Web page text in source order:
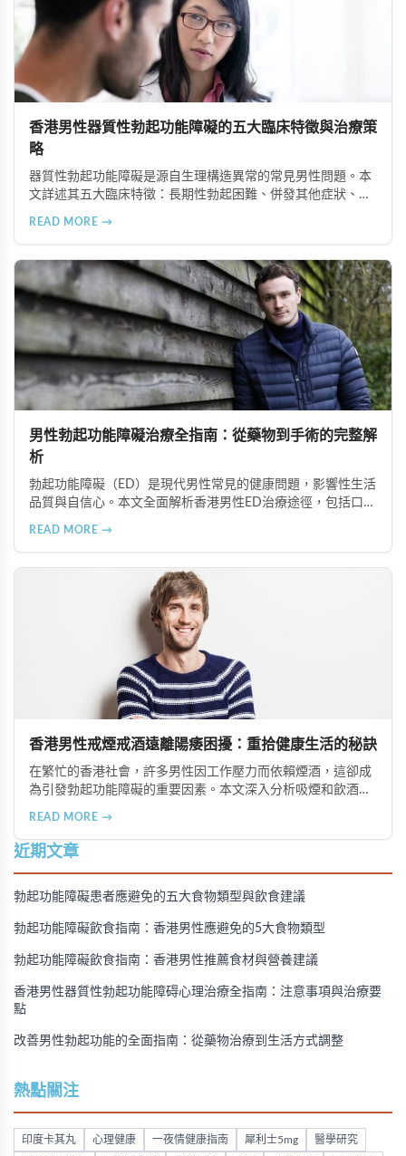
香港男性器質性勃起功能障礙的五大臨床特徵與治療策
略
器質性勃起功能障礙是源自生理構造異常的常見男性問題。本
文詳述其五大臨床特徵：長期性勃起困難、併發其他症狀、可
READ MORE →
男性勃起功能障礙治療全指南：從藥物到手術的完整解
析
勃起功能障礙（ED）是現代男性常見的健康問題，影響性生活
品質與自信心。本文全面解析香港男性ED治療途徑，包括口服
READ MORE →
香港男性戒煙戒酒遠離陽痿困擾：重拾健康生活的秘訣
在繁忙的香港社會，許多男性因工作壓力而依賴煙酒，這卻成
為引發勃起功能障礙的重要因素。本文深入分析吸煙和飲酒對
READ MORE →
近期文章
勃起功能障礙患者應避免的五大食物類型與飲食建議
勃起功能障礙飲食指南：香港男性應避免的5大食物類型
勃起功能障礙飲食指南：香港男性推薦食材與營養建議
香港男性器質性勃起功能障碍心理治療全指南：注意事項與治療要
點
改善男性勃起功能的全面指南：從藥物治療到生活方式調整
熱點關注
印度卡其丸 心理健康 一夜情健康指南 犀利士5mg 醫學研究